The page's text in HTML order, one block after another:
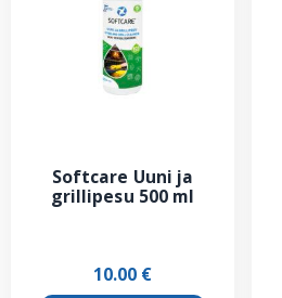
Softcare Uuni ja
grillipesu 500 ml
10.00 €